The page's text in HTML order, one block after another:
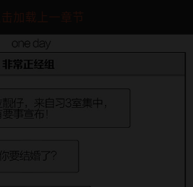
加载上一章节